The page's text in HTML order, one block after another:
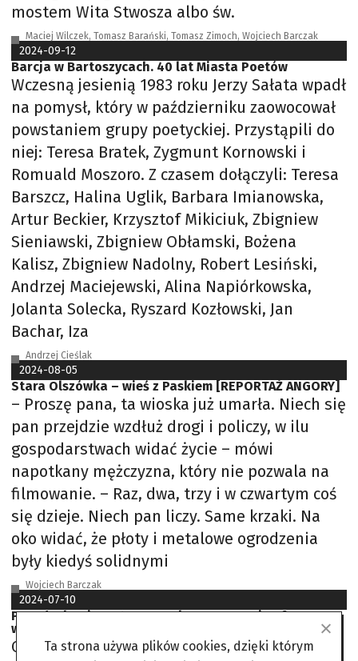
mostem Wita Stwosza albo św.
Maciej Wilczek, Tomasz Barański, Tomasz Zimoch, Wojciech Barczak
2024-09-12
Barcja w Bartoszycach. 40 lat Miasta Poetów
Wczesną jesienią 1983 roku Jerzy Sałata wpadł
na pomysł, który w październiku zaowocował
powstaniem grupy poetyckiej. Przystąpili do
niej: Teresa Bratek, Zygmunt Kornowski i
Romuald Moszoro. Z czasem dołączyli: Teresa
Barszcz, Halina Uglik, Barbara Imianowska,
Artur Beckier, Krzysztof Mikiciuk, Zbigniew
Sieniawski, Zbigniew Obłamski, Bożena
Kalisz, Zbigniew Nadolny, Robert Lesiński,
Andrzej Maciejewski, Alina Napiórkowska,
Jolanta Solecka, Ryszard Kozłowski, Jan
Bachar, Iza
Andrzej Cieślak
2024-08-05
Stara Olszówka – wieś z Paskiem [REPORTAŻ ANGORY]
– Proszę pana, ta wioska już umarła. Niech się
pan przejdzie wzdłuż drogi i policzy, w ilu
gospodarstwach widać życie – mówi
napotkany mężczyzna, który nie pozwala na
filmowanie. – Raz, dwa, trzy i w czwartym coś
się dzieje. Niech pan liczy. Same krzaki. Na
oko widać, że płoty i metalowe ogrodzenia
były kiedyś solidnymi
Wojciech Barczak
2024-07-10
Przesłuchanie Mateusza Palego w sprawie afery
wizowej [ARTYKUŁ AKTUALIZOWANY]
Otwarto posiedzenie komisji śledczej ds.
Ta strona używa plików cookies, dzięki którym